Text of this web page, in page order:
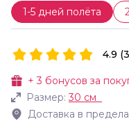
1-5 дней полёта
+3 бонусов за
Размер:30 см
Доставка в
4.9